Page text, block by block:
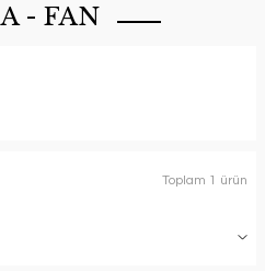
- FAN
Toplam 1 ürün